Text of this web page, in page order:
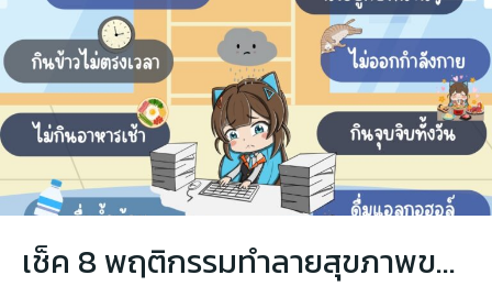
เช็ค 8 พฤติกรรมทำลายสุขภาพของคนในวัยทำงาน